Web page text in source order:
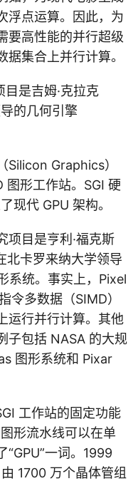
浮点运算。因此，为
要高性能的并行超级
集合上并行计算。
是吉姆·克拉克
的几何引擎
Silicon Graphics）
图形工作站。SGI 硬
现代 GPU 架构。
项目是亨利·福克斯
北卡罗来纳大学领导
系统。事实上，Pixel
令多数据（SIMD）
运行并行计算。其他
子包括 NASA 的大规
图形系统和 Pixar
工作站的固定功能
形流水线可以在单
“GPU”一词。1999
1700 万个晶体管组